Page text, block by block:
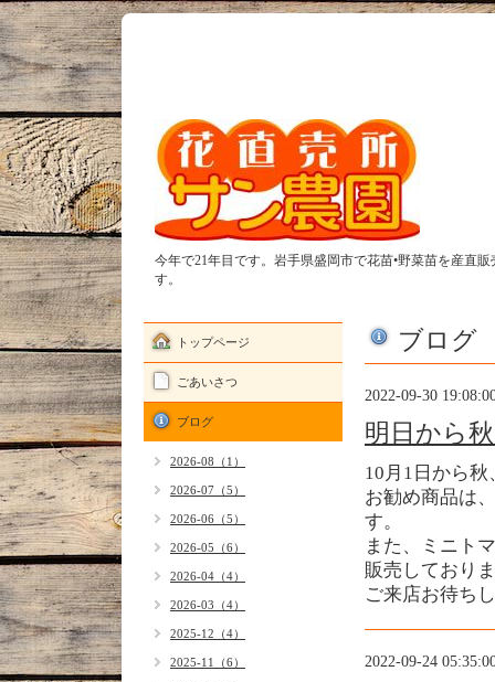
今年で21年目です。岩手県盛岡市で花苗•野菜苗を産直
す。
ブログ
2022-09-30
明日から
10月1日から
お勧め商品は
す。
また、ミニト
販売しており
ご来店お待ち
2022-09-24
トップページ
ごあいさつ
ブログ
2026-08（1）
2026-07（5）
2026-06（5）
2026-05（6）
2026-04（4）
2026-03（4）
2025-12（4）
2025-11（6）